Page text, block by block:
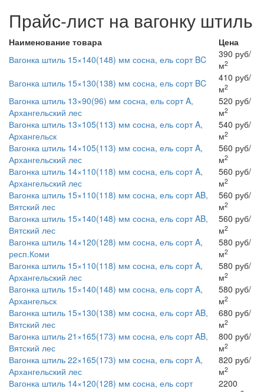
Прайс-лист на вагонку штиль
Наименование товара
Цена
Вагонка штиль 15×140(148) мм сосна, ель сорт BC
390 руб/
м2
Вагонка штиль 15×130(138) мм сосна, ель сорт BC
410 руб/
м2
Вагонка штиль 13×90(96) мм сосна, ель сорт A,
Архангельский лес
520 руб/
м2
Вагонка штиль 13×105(113) мм сосна, ель сорт A,
Архангельск
540 руб/
м2
Вагонка штиль 14×105(113) мм сосна, ель сорт A,
Архангельский лес
560 руб/
м2
Вагонка штиль 14×110(118) мм сосна, ель сорт A,
Архангельский лес
560 руб/
м2
Вагонка штиль 15×110(118) мм сосна, ель сорт AB,
Вятский лес
560 руб/
м2
Вагонка штиль 15×140(148) мм сосна, ель сорт AB,
Вятский лес
560 руб/
м2
Вагонка штиль 14×120(128) мм сосна, ель сорт A,
респ.Коми
580 руб/
м2
Вагонка штиль 15×110(118) мм сосна, ель сорт A,
Архангельский лес
580 руб/
м2
Вагонка штиль 15×140(148) мм сосна, ель сорт A,
Архангельск
580 руб/
м2
Вагонка штиль 15×130(138) мм сосна, ель сорт AB,
Вятский лес
680 руб/
м2
Вагонка штиль 21×165(173) мм сосна, ель сорт AB,
Вятский лес
800 руб/
м2
Вагонка штиль 22×165(173) мм сосна, ель сорт A,
Архангельский лес
820 руб/
м2
Вагонка штиль 14×120(128) мм сосна, ель сорт
2200